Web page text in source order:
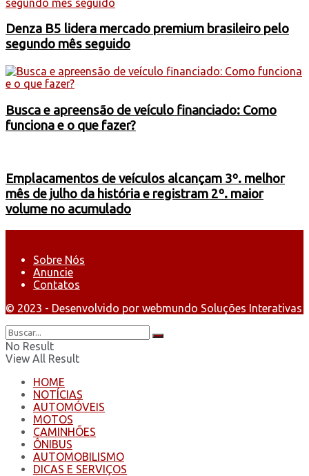
Denza B5 lidera mercado premium brasileiro pelo
segundo mês seguido
Busca e apreensão de veículo financiado: Como
funciona e o que fazer?
Emplacamentos de veículos alcançam 3º. melhor
mês de julho da história e registram 2º. maior
volume no acumulado
Sobre Nós
Anuncie
Contatos
© 2023 - Desenvolvido por webmundo Soluções Interativas
No Result
View All Result
HOME
NOTÍCIAS
AUTOMÓVEIS
MOTOS
CAMINHÕES
ÔNIBUS
AUTOMOBILISMO
DICAS E SERVIÇOS